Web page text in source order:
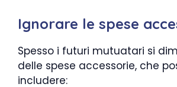
Ignorare le spese
Spesso i futuri mutuatari si
delle spese accessorie, che
includere: